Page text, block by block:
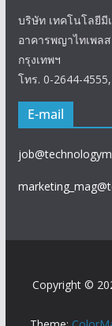
บริษัท เทคโนโลยีมี
อาคารพญาไทเพล
กรุงเทพฯ
โทร. 0-2644-
E-mail
Copyright ©